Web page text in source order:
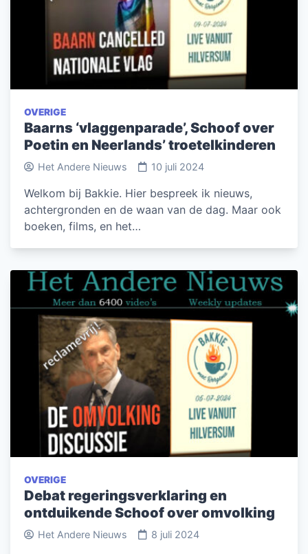
OVERIGE
Baarns ‘vlaggenparade’, Schoof over
Poetin en Neerlands’ troetelkinderen
Het Andere Nieuws 10 juli 2024
Welkom bij Bakkie. Hier bespreek ik nieuws,
achtergronden en de waan van de dag. Maar ook
boeken, films, en het…
OVERIGE
Debat regeringsverklaring en
ontduikende Schoof over omvolking
Het Andere Nieuws 8 juli 2024